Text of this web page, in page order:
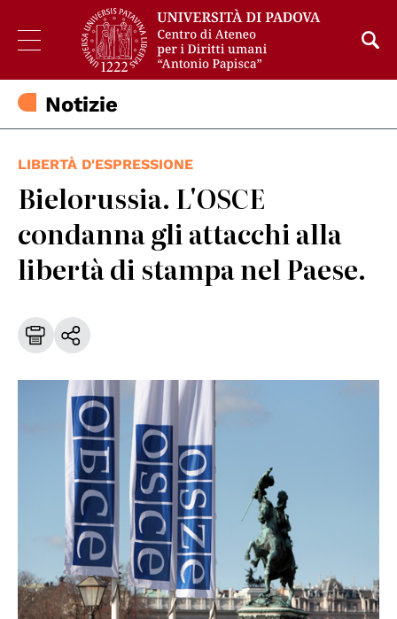
Notizie
LIBERTÀ D'ESPRESSIONE
Bielorussia. L'OSCE
condanna gli attacchi alla
libertà di stampa nel Paese.